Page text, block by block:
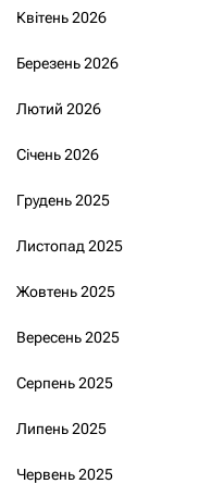
Квітень 2026
Березень 2026
Лютий 2026
Січень 2026
Грудень 2025
Листопад 2025
Жовтень 2025
Вересень 2025
Серпень 2025
Липень 2025
Червень 2025